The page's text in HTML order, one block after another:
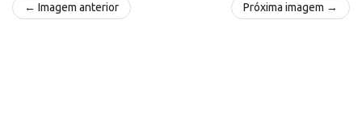
← Imagem anterior Próxima imagem →